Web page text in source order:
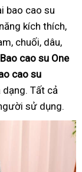
bao cao su
kích thích,
chuối, dâu,
Bao cao su One
cao su
Tất cả
sử dụng.